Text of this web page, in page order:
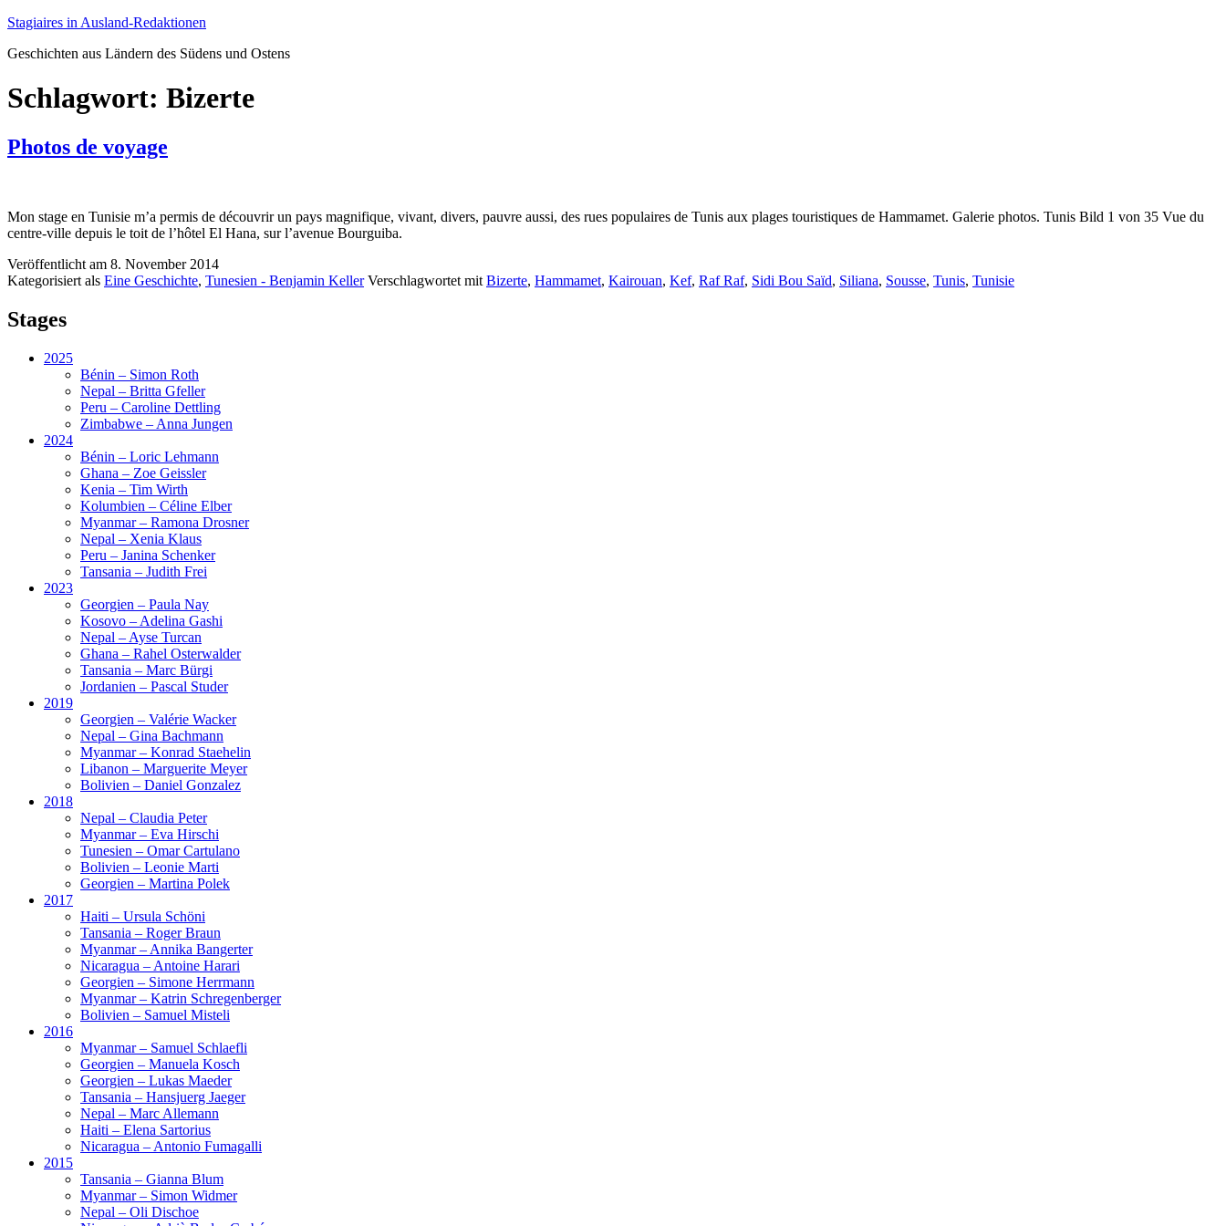
Zum
springen
Stagiaires in Ausland-Redaktionen
Geschichten aus Ländern des Südens und Ostens
Schlagwort: Bizerte
Photos de voyage
Mon stage en Tunisie m’a permis de découvrir un pays magnifique, vivant, divers, pauvre aussi, des rues populaires de Tunis aux plages touristiques de Hammamet. Galerie photos. Tunis Bild 1 von 35 Vue du
centre-ville depuis le toit de l’hôtel El Hana, sur l’avenue Bourguiba.
Veröffentlicht am 8. November 2014
Kategorisiert als Eine Geschichte, Tunesien - Benjamin Keller Verschlagwortet mit Bizerte, Hammamet, Kairouan, Kef, Raf Raf, Sidi Bou Saïd, Siliana, Sousse, Tunis, Tunisie
Stages
2025
Bénin – Simon Roth
Nepal – Britta Gfeller
Peru – Caroline Dettling
Zimbabwe – Anna Jungen
2024
Bénin – Loric Lehmann
Ghana – Zoe Geissler
Kenia – Tim Wirth
Kolumbien – Céline Elber
Myanmar – Ramona Drosner
Nepal – Xenia Klaus
Peru – Janina Schenker
Tansania – Judith Frei
2023
Georgien – Paula Nay
Kosovo – Adelina Gashi
Nepal – Ayse Turcan
Ghana – Rahel Osterwalder
Tansania – Marc Bürgi
Jordanien – Pascal Studer
2019
Georgien – Valérie Wacker
Nepal – Gina Bachmann
Myanmar – Konrad Staehelin
Libanon – Marguerite Meyer
Bolivien – Daniel Gonzalez
2018
Nepal – Claudia Peter
Myanmar – Eva Hirschi
Tunesien – Omar Cartulano
Bolivien – Leonie Marti
Georgien – Martina Polek
2017
Haiti – Ursula Schöni
Tansania – Roger Braun
Myanmar – Annika Bangerter
Nicaragua – Antoine Harari
Georgien – Simone Herrmann
Myanmar – Katrin Schregenberger
Bolivien – Samuel Misteli
2016
Myanmar – Samuel Schlaefli
Georgien – Manuela Kosch
Georgien – Lukas Maeder
Tansania – Hansjuerg Jaeger
Nepal – Marc Allemann
Haiti – Elena Sartorius
Nicaragua – Antonio Fumagalli
2015
Tansania – Gianna Blum
Myanmar – Simon Widmer
Nepal – Oli Dischoe